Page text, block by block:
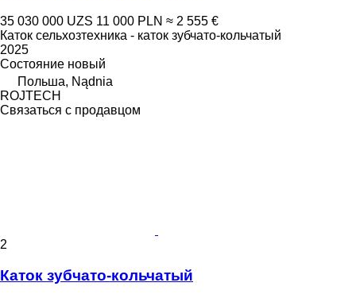
35 030 000 UZS 11 000 PLN ≈ 2 555 €
Каток сельхозтехника - каток зубчато-кольчатый
2025
Состояние новый
Польша, Nądnia
ROJTECH
Связаться с продавцом
2
Каток зубчато-кольчатый